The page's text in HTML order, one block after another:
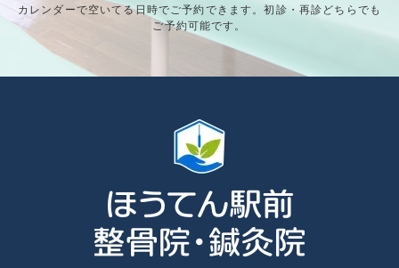
カレンダーで空いてる日時でご予約できます。初診・再診どちらでも
ご予約可能です。